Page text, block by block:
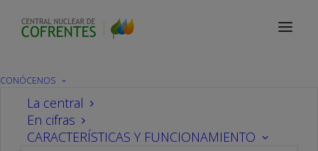
CONÓCENOS
La central
En cifras
CARACTERÍSTICAS Y FUNCIONAMIENTO
Protección Radiológica